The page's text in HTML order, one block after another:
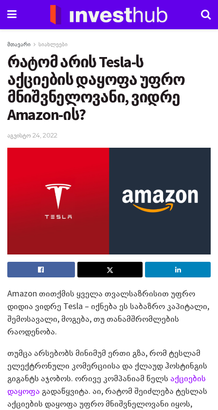
მთავარი სიახლეები
რატომ არის Tesla-ს
აქციების დაყოფა უფრო
მნიშვნელოვანი, ვიდრე
Amazon-ის?
აგვისტო 24, 2022
Amazon თითქმის ყველა თვალსაზრისით უფრო
დიდია ვიდრე Tesla – იქნება ეს საბაზრო კაპიტალი,
შემოსავალი, მოგება, თუ თანამშრომლების
რაოდენობა.
თუმცა არსებობს მინიმუმ ერთი გზა, რომ ტესლამ
ელექტრონული კომერციისა და ქლაუდ ჰოსტინგის
გიგანტს აჯობოს. ორივე კომპანიამ წელს აქციების
დაყოფა გადაწყვიტა. აი, რატომ შეიძლება ტესლას
აქციების დაყოფა უფრო მნიშვნელოვანი იყოს,